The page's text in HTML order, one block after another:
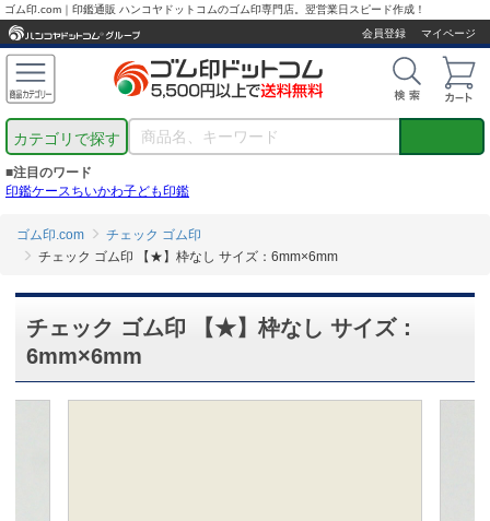
ゴム印.com｜印鑑通販 ハンコヤドットコムのゴム印専門店。翌営業日スピード作成！
会員登録
マイページ
カテゴリで探す
■注目のワード
印鑑ケースちいかわ子ども印鑑
ゴム印.com
チェック ゴム印
チェック ゴム印 【★】枠なし サイズ：6mm×6mm
チェック ゴム印 【★】枠なし サイズ：
6mm×6mm